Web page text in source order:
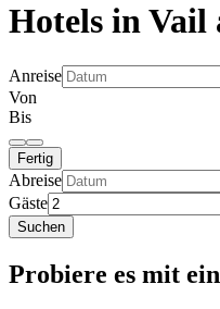
Hotels in Vail
Anreise
Von
Bis
Fertig
Abreise
Gäste
Suchen
Probiere es mit